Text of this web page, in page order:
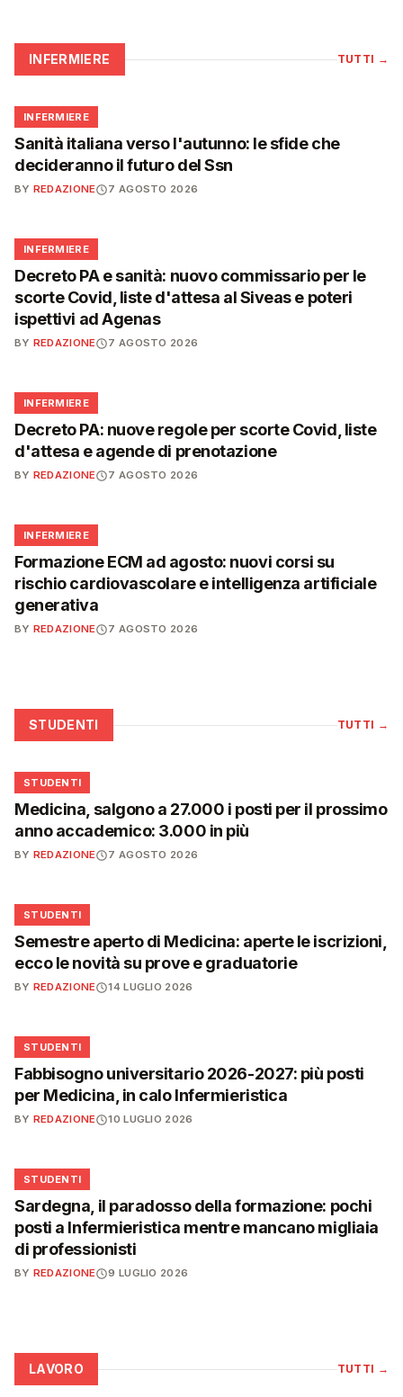
INFERMIERE TUTTI →
🩺
INFERMIERE
Sanità italiana verso l'autunno: le sfide che
decideranno il futuro del Ssn
BY REDAZIONE 7 AGOSTO 2026
🩺
INFERMIERE
Decreto PA e sanità: nuovo commissario per le
scorte Covid, liste d'attesa al Siveas e poteri
ispettivi ad Agenas
BY REDAZIONE 7 AGOSTO 2026
🩺
INFERMIERE
Decreto PA: nuove regole per scorte Covid, liste
d'attesa e agende di prenotazione
BY REDAZIONE 7 AGOSTO 2026
🩺
INFERMIERE
Formazione ECM ad agosto: nuovi corsi su
rischio cardiovascolare e intelligenza artificiale
generativa
BY REDAZIONE 7 AGOSTO 2026
STUDENTI TUTTI →
🎓
STUDENTI
Medicina, salgono a 27.000 i posti per il prossimo
anno accademico: 3.000 in più
BY REDAZIONE 7 AGOSTO 2026
🎓
STUDENTI
Semestre aperto di Medicina: aperte le iscrizioni,
ecco le novità su prove e graduatorie
BY REDAZIONE 14 LUGLIO 2026
🎓
STUDENTI
Fabbisogno universitario 2026-2027: più posti
per Medicina, in calo Infermieristica
BY REDAZIONE 10 LUGLIO 2026
🎓
STUDENTI
Sardegna, il paradosso della formazione: pochi
posti a Infermieristica mentre mancano migliaia
di professionisti
BY REDAZIONE 9 LUGLIO 2026
LAVORO TUTTI →